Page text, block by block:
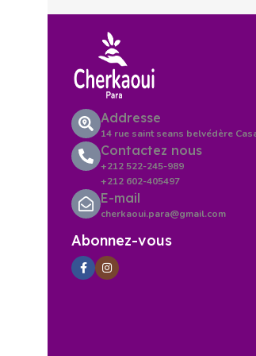
Addresse
14 rue saint seans belvédère
Contactez nous
+212 522-245-989
+212 602-405497
E-mail
cherkaoui.para@gmail.com
Abonnez-vous